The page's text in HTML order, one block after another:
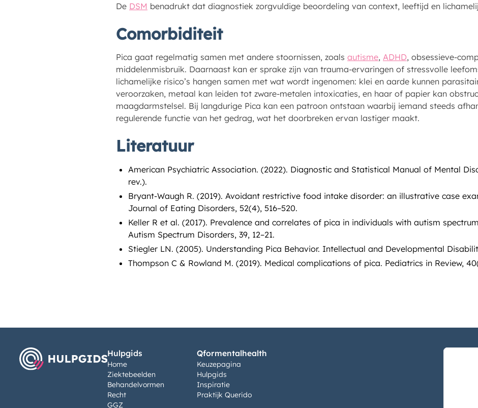
De DSM benadrukt dat diagnostiek zorgvuldige beoordeling van context, leeftijd en
Comorbiditeit
Pica gaat regelmatig samen met andere stoornissen, zoalsautisme,ADHD, obsessieve-
middelenmisbruik. Daarnaast kan er sprake zijn van trauma-ervaringen of stressvolle
lichamelijke risico’s hangen samen met wat wordt ingenomen: klei en aarde kunnen
veroorzaken, metaal kan leiden tot zware-metalen intoxicaties, en haar of papier kan
maagdarmstelsel. Bij langdurige Pica kan een patroon ontstaan waarbij iemand steeds
regulerende functie van het gedrag, wat het doorbreken ervan lastiger maakt.
Literatuur
American Psychiatric Association. (2022). Diagnostic and Statistical Manual of Mental
rev.).
Bryant-Waugh R. (2019). Avoidant restrictive food intake disorder: an illustrative case
Journal of Eating Disorders, 52(4), 516–520.
Keller R et al. (2017). Prevalence and correlates of pica in individuals with autism
Autism Spectrum Disorders, 39, 12–21.
Stiegler LN. (2005). Understanding Pica Behavior. Intellectual and Developmental
Thompson C & Rowland M. (2019). Medical complications of pica. Pediatrics in Review,
Hulpgids
Home
Ziektebeelden
Behandelvormen
Recht
GGZ
Qformentalhealth
Keuzepagina
Hulpgids
Inspiratie
Praktijk Querido